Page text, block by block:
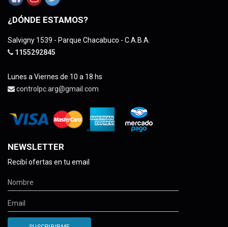
¿DÓNDE ESTAMOS?
Salvigny 1539 - Parque Chacabuco - C.A.B.A.
1155292845
Lunes a Viernes de 10 a 18 hs
controlpc.arg@gmail.com
NEWSLETTER
Recibí ofertas en tu email